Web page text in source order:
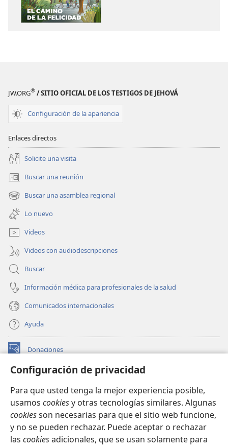
Configuración de privacidad
Para que usted tenga la mejor experiencia posible,
usamos cookiesy otras tecnologías similares. Algunas
cookiesson necesarias para que el sitio web funcione,
y no se pueden rechazar. Puede aceptar o rechazar
las cookiesadicionales, que se usan solamente para
JW.ORG® / SITIO OFICIAL DE LOS TESTIGOS DE JEHOVÁ
Configuración de la apariencia
Enlaces directos
Solicite una visita
Buscar una reunión
(abre
una
nueva
ventana)
Buscar una asamblea regional
(abre
una
nueva
ventana)
Lo nuevo
Videos
Videos con audiodescripciones
Buscar
Información médica para profesionales de la salud
Comunicados internacionales
Ayuda
Donaciones
(abre
nueva BIBLIOTECA EN LÍNEA Watchtower™
una
nueva
ventana)
JW Hub
(abre
una
nueva
ventana)
JW Library